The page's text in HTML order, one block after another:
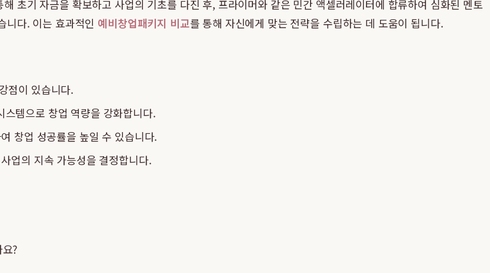
초기 자금을 확보하고 사업의 기초를 다진 후, 프라이머와 같은 민간 액셀러레이터에 합류하여 심화된 멘토
니다. 이는 효과적인 예비창업패키지 비교를 통해 자신에게 맞는 전략을 수립하는 데 도움이 됩니다.
점이 있습니다.
템으로 창업 역량을 강화합니다.
창업 성공률을 높일 수 있습니다.
업의 지속 가능성을 결정합니다.
?